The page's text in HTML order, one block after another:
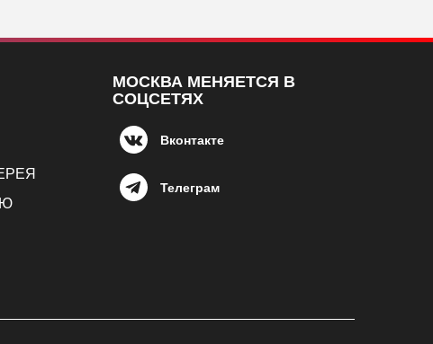
МОСКВА МЕНЯЕТСЯ В
СОЦСЕТЯХ
Вконтакте
Телеграм